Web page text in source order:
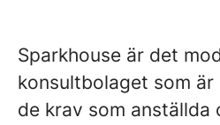
Sparkhouse är det
konsultbolaget som
de krav som anställda